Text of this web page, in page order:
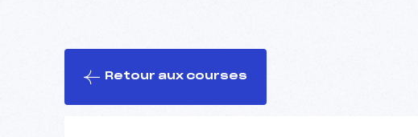
Retour aux courses